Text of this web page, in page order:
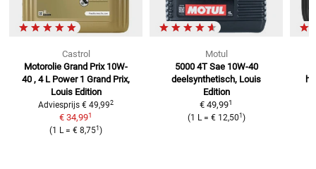
Castrol
Motorolie Grand Prix 10W-
40 , 4 L Power 1 Grand Prix,
Louis Edition
Adviesprijs € 49,992
€ 34,991
(1 L=€ 8,751)
Motul
5000 4T Sae 10W-40
deelsynthetisch, Louis
Edition
€ 49,991
(1 L= € 12,501 )